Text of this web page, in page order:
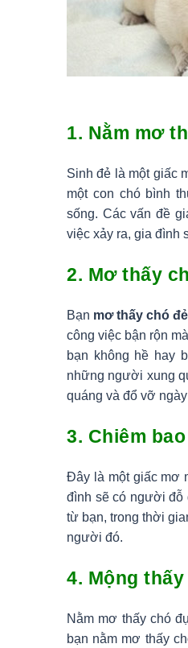
1. Nằm mơ
Sinh đẻ là một giấc
một con chó bình
sống. Các vấn đề
việc xảy ra, gia đình
2. Mơ thấy
Bạn mơ thấy chó đẻ
công việc bận rộn
bạn không hề hay
những người xung
quáng và đổ vỡ
3. Chiêm
Đây là một giấc mơ
đình sẽ có người đỗ
từ bạn, trong thời
người đó.
4. Mộng
Nằm mơ thấy chó
bạn nằm mơ thấy